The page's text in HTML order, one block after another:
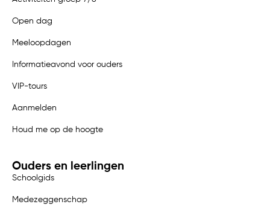
Open dag
Meeloopdagen
Informatieavond voor ouders
VIP-tours
Aanmelden
Houd me op de hoogte
Ouders en leerlingen
Schoolgids
Medezeggenschap